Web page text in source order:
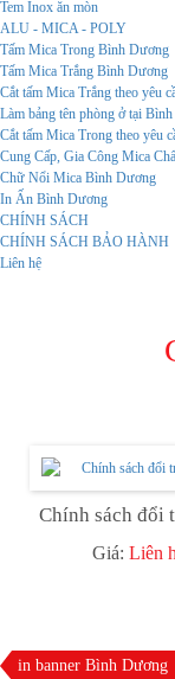
Tem Inox ăn mòn
ALU - MICA - POLY
Tấm Mica Trong Bình Dương
Tấm Mica Trắng Bình Dương
Cắt tấm Mica Trắng theo yêu
Làm bảng tên phòng ở tại
Cắt tấm Mica Trong theo yêu
Cung Cấp, Gia Công Mica
Chữ Nổi Mica Bình Dương
In Ấn Bình Dương
CHÍNH SÁCH
CHÍNH SÁCH BẢO HÀNH
Liên hệ
Chính sách đổi
Giá: Liên
in banner Bình Dương